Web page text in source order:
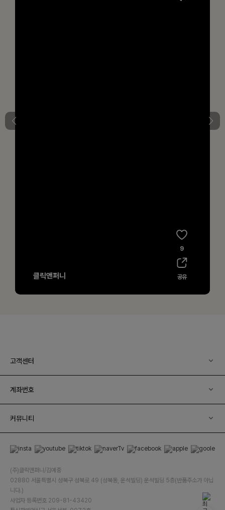
고객센터
계좌번호
커뮤니티
(주)클릭앤퍼니/김예중
02880 서울특별시 성북구 성북로 49 (성북동, 운석빌딩) 운석빌딩 5층(반품주소가 아닙
니다.)
사업자 등록번호 209-81-43420